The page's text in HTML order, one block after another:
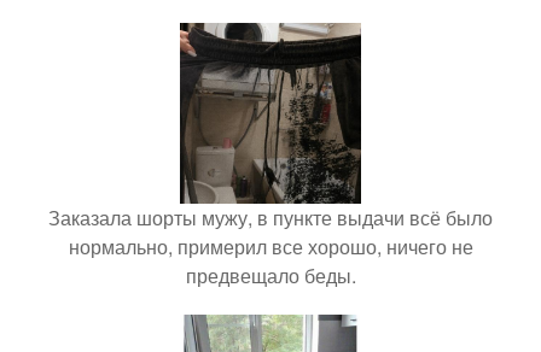
Заказала шорты мужу, в пункте выдачи всё было
нормально, примерил все хорошо, ничего не
предвещало беды.